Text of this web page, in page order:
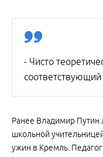
- Чисто
Ранее Владимир Путин
школьной
ужин в Кремль.